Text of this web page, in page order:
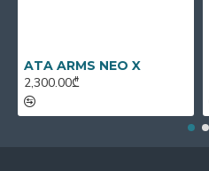
ATA ARMS NEO X
2,300.00₾